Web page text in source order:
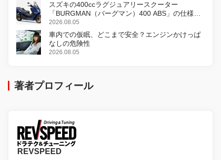
スズキの400ccラグジュアリースクーター
「BURGMAN（バーグマン）400 ABS」の仕様を
変更し、8月18日に発売
2026.08.05
車内での仮眠、どこまで安全？エンジンかけっぱ
なしの危険性
2026.08.05
著者プロフィール
REVSPEED